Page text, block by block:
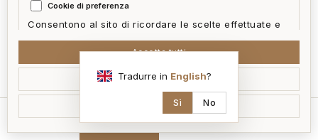
Cookie di preferenza
Consentono al sito di ricordare le scelte effettuate e
Cookie statistici
Aiutano a capire come i visitatori interagiscono con il
sito in forma aggregata e anonima.
Accetta tutti
Accetta selezionati
Rifiuta non essenziali
Tradurre in English?
Sì No